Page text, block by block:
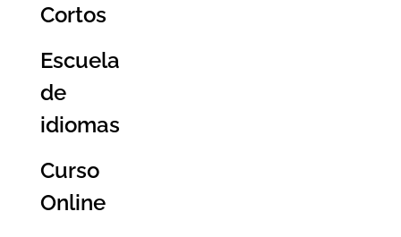
Cortos
Escuelas
de
idiomas
Curso
Online